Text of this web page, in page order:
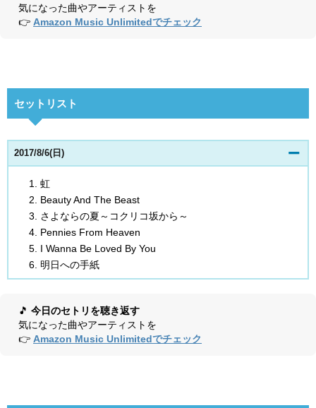
気になった曲やアーティストを
👉 Amazon Music Unlimitedでチェック
セットリスト
2017/8/6(日)
虹
Beauty And The Beast
さよならの夏～コクリコ坂から～
Pennies From Heaven
I Wanna Be Loved By You
明日への手紙
🎵 今日のセトリを聴き返す
気になった曲やアーティストを
👉 Amazon Music Unlimitedでチェック